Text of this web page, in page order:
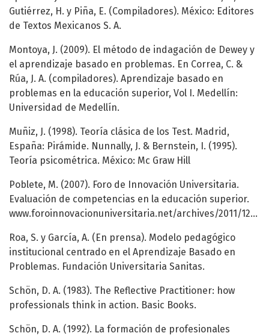
Gutiérrez, H. y Piña, E. (Compiladores). México: Editores
de Textos Mexicanos S. A.
Montoya, J. (2009). El método de indagación de Dewey y
el aprendizaje basado en problemas. En Correa, C. &
Rúa, J. A. (compiladores). Aprendizaje basado en
problemas en la educación superior, Vol I. Medellín:
Universidad de Medellín.
Muñiz, J. (1998). Teoría clásica de los Test. Madrid,
España: Pirámide. Nunnally, J. & Bernstein, I. (1995).
Teoría psicométrica. México: Mc Graw Hill
Poblete, M. (2007). Foro de Innovación Universitaria.
Evaluación de competencias en la educación superior.
www.foroinnovacionuniversitaria.net/archives/2011/12/03_poblete_ponencia.pdf
Roa, S. y García, A. (En prensa). Modelo pedagógico
institucional centrado en el Aprendizaje Basado en
Problemas. Fundación Universitaria Sanitas.
Schön, D. A. (1983). The Reflective Practitioner: how
professionals think in action. Basic Books.
Schön, D. A. (1992). La formación de profesionales